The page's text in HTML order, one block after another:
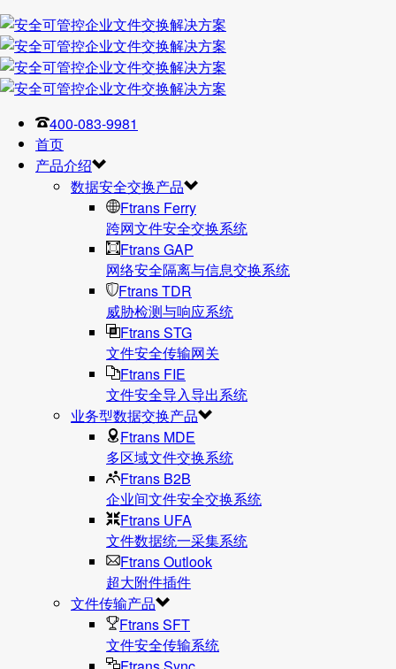
400-083-9981
首页
产品介绍
数据安全交换产品
Ftrans Ferry
跨网文件安全交换系统
Ftrans GAP
网络安全隔离与信息交换系统
Ftrans TDR
威胁检测与响应系统
Ftrans STG
文件安全传输网关
Ftrans FIE
文件安全导入导出系统
业务型数据交换产品
Ftrans MDE
多区域文件交换系统
Ftrans B2B
企业间文件安全交换系统
Ftrans UFA
文件数据统⼀采集系统
Ftrans Outlook
超大附件插件
文件传输产品
Ftrans SFT
文件安全传输系统